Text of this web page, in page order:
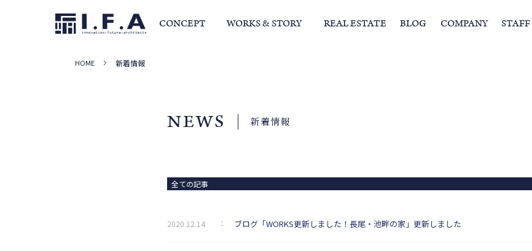
CONCEPT WORKS & STORY REAL ESTATE BLOG COMPANY
サービス・家づくりの流れ
STAFF
HOME 新着情報
NEWS 新着情報
全ての記事
2020.12.14 ブログ「WORKS更新しました！長尾・池畔の家」更新しました